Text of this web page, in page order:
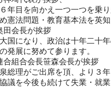
年目を向かえ一つ一つを乗
憲法問題・教育基本法を英
田会長が挨拶
国になり、政治は十年二十
発展に努めて参ります。
合組合会長笹森会長が挨拶
総理がご出席を頂、より３年
議を今後も続けて失業・就